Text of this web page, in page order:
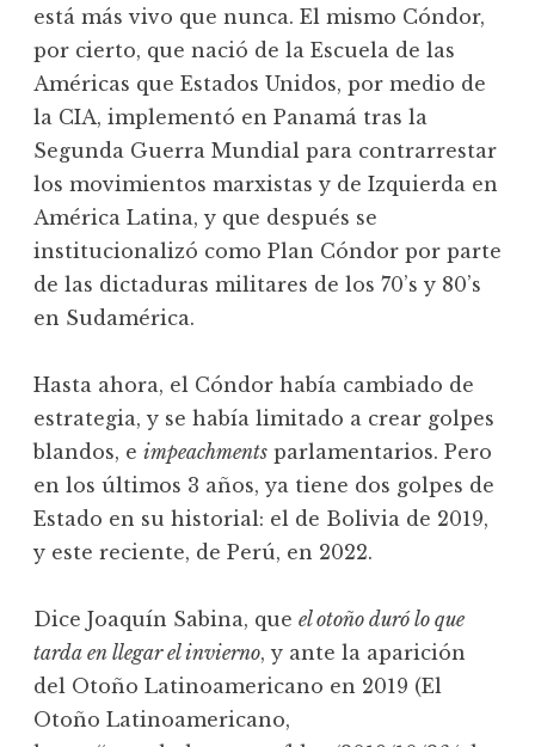
está más vivo que nunca. El mismo Cóndor,
por cierto, que nació de la Escuela de las
Américas que Estados Unidos, por medio de
la CIA, implementó en Panamá tras la
Segunda Guerra Mundial para contrarrestar
los movimientos marxistas y de Izquierda en
América Latina, y que después se
institucionalizó como Plan Cóndor por parte
de las dictaduras militares de los 70’s y 80’s
en Sudamérica.
Hasta ahora, el Cóndor había cambiado de
estrategia, y se había limitado a crear golpes
blandos, e impeachments parlamentarios. Pero
en los últimos 3 años, ya tiene dos golpes de
Estado en su historial: el de Bolivia de 2019,
y este reciente, de Perú, en 2022.
Dice Joaquín Sabina, que el otoño duró lo que
tarda en llegar el invierno, y ante la aparición
del Otoño Latinoamericano en 2019 (El
Otoño Latinoamericano,